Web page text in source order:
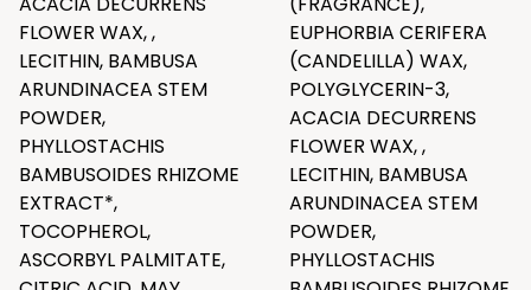
FLOWER WAX, ,
LECITHIN, BAMBUSA
ARUNDINACEA STEM
POWDER,
PHYLLOSTACHIS
BAMBUSOIDES RHIZOME
EXTRACT*,
TOCOPHEROL,
ASCORBYL PALMITATE,
EUPHORBIA CERIFERA
(CANDELILLA) WAX,
POLYGLYCERIN-3,
ACACIA DECURRENS
FLOWER WAX, ,
LECITHIN, BAMBUSA
ARUNDINACEA STEM
POWDER,
PHYLLOSTACHIS